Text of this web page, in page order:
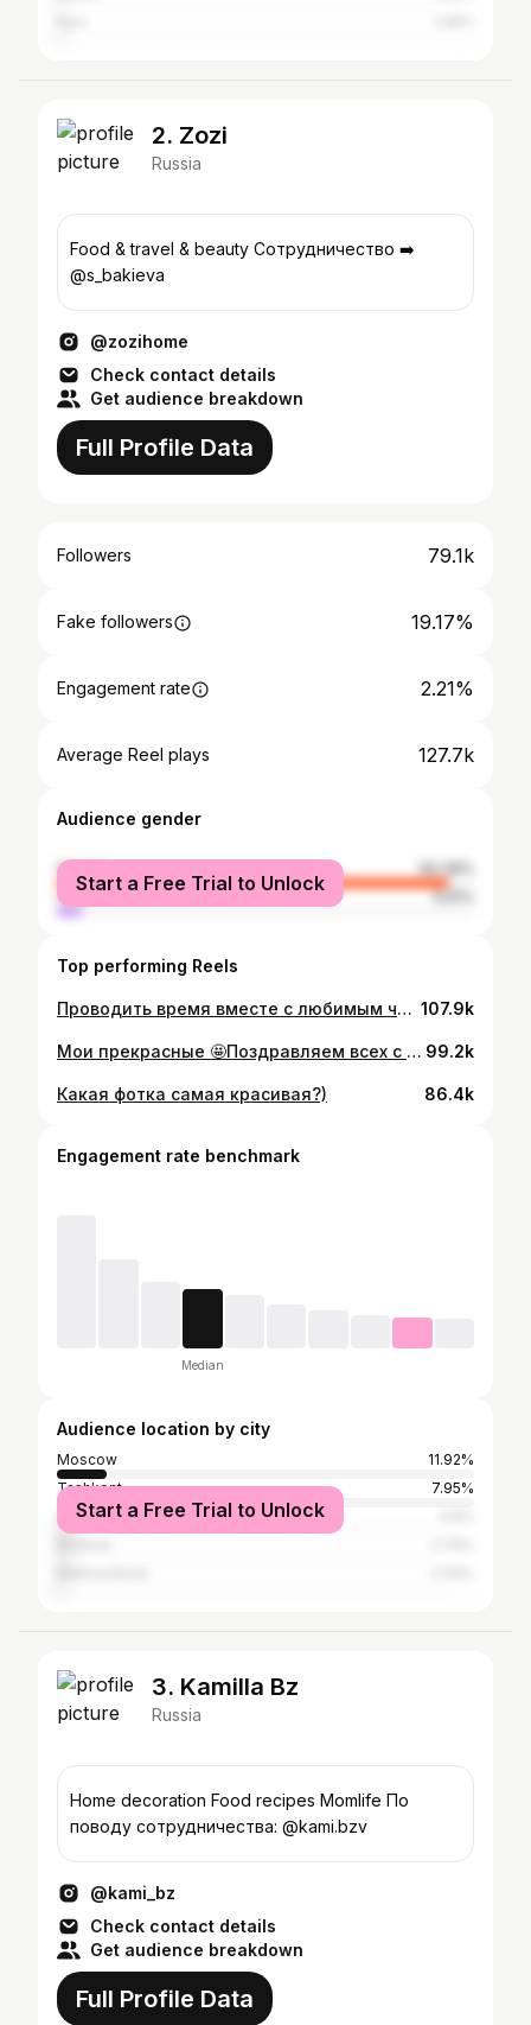
2. Zozi
Russia
Food & travel & beauty Сотрудничество ➡️
@s_bakieva
@zozihome
Check contact details
Get audience breakdown
Full Profile Data
Followers 79.1k
Fake followers 19.17%
Engagement rate 2.21%
Average Reel plays 127.7k
Audience gender
female
94.39%
male
5.61%
Start a Free Trial to Unlock
Top performing Reels
Проводить время вместе с любимым человеком - самое ценное 🥰 а увлекательное занятие может сделать это время ещё более интересным и запоминающимся. По сей день я никогда не готовился к праздникам так, как делаю это после появления в жизни моей любимой ♥️ @zozihome ♥️ Я с замиранием сердца жду каждый праздник, каждую годовщину, каждую поездку с ней, и стараюсь сделать наши дни максимально красочными. Друзья, я желаю вам обрести своё счастье в Новом году, а у кого уже есть желаю только укрепить вашу любовь ♥️🫂♥️ PS: в создании сказочной атмосферы в доме нам помог чудесный магазин @hygge_homm 107.9k
Мои прекрасные 🤩Поздравляем всех с Новым годом 🎅🎄🎁Желаем чтобы будущий год принес всем столько радостей, сколько дней в году, и чтобы каждый день дарил нам улыбку и частичку добра❤️Пусть всё, что мы планировали, обязательно сбудется: всё то, что хотели начать, — начнется, а что хотели закончить — закончится. Пусть в 2025 году мы все станем счастливее, добрее и внимательнее к окружающим нас людям, а мир откроет нам новые двери! Амин@🤲🏻 PS: нашей маленькой семье 5 месяцев ❤️ А&Э 99.2k
Какая фотка самая красивая?) 86.4k
Engagement rate benchmark
Median
Audience location by city
Moscow
11.92%
Tashkent
7.95%
Almaty
Start a Free Trial to Unlock
3. Kamilla Bz
Russia
Home decoration Food recipes Momlife По
поводу сотрудничества: @kami.bzv
@kami_bz
Check contact details
Get audience breakdown
Full Profile Data